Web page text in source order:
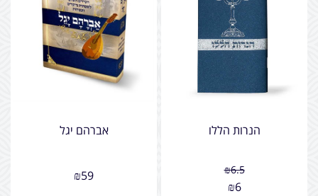
הנרות הללו
₪6.5
₪6
אברהם יגל
₪59